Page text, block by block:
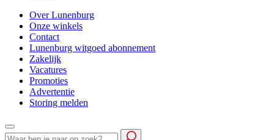
Over Lunenburg
Onze winkels
Contact
Lunenburg witgoed abonnement
Zakelijk
Vacatures
Promoties
Advertentie
Storing melden